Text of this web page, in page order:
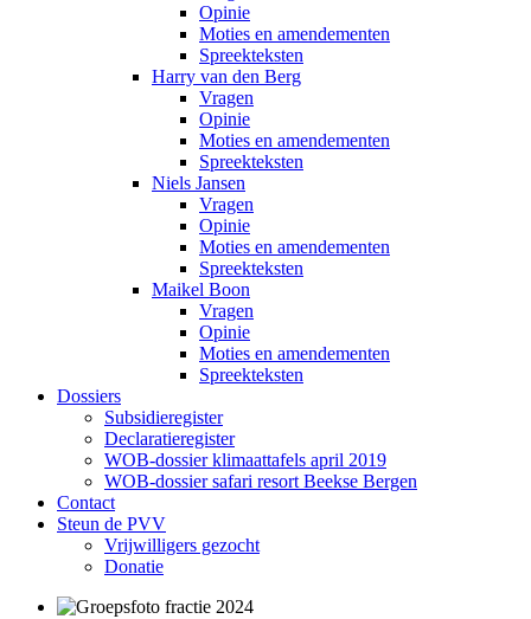
Opinie
Moties en amendementen
Spreekteksten
Harry van den Berg
Vragen
Opinie
Moties en amendementen
Spreekteksten
Niels Jansen
Vragen
Opinie
Moties en amendementen
Spreekteksten
Maikel Boon
Vragen
Opinie
Moties en amendementen
Spreekteksten
Dossiers
Subsidieregister
Declaratieregister
WOB-dossier klimaattafels april 2019
WOB-dossier safari resort Beekse Bergen
Contact
Steun de PVV
Vrijwilligers gezocht
Donatie